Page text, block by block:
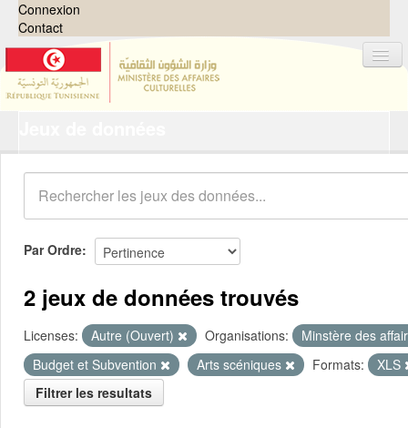
Connexion
Contact
Organisations
Groupes
Demandes 0
À propos
Par Ordre
2 jeux de données trouvés
Licenses: Autre (Ouvert) Organisations:
Minstère des
Budget et Subvention
Arts scéniques Formats:
XLS
Filtrer les resultats